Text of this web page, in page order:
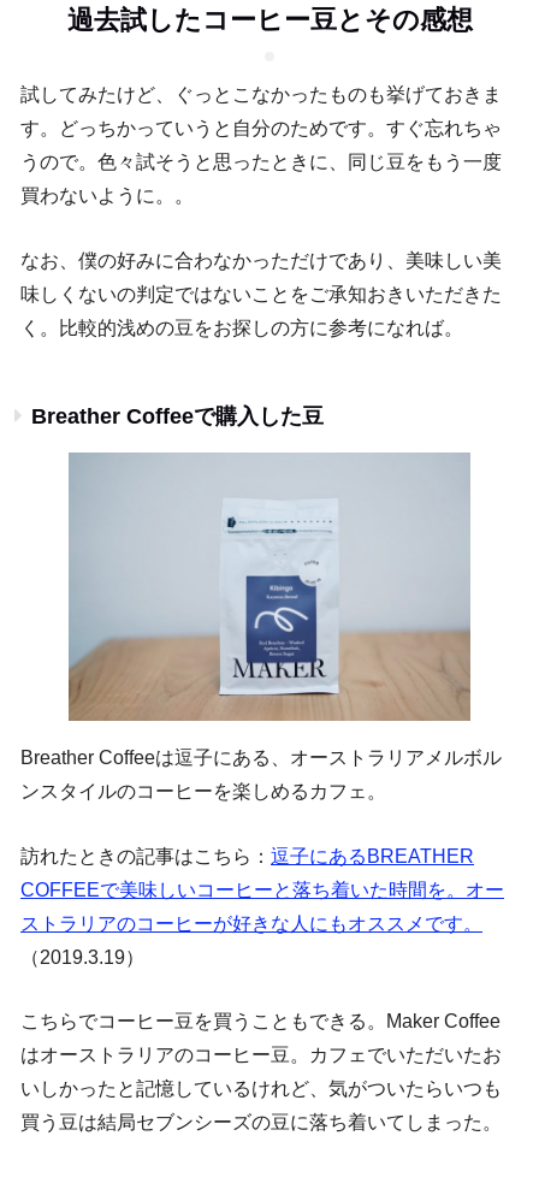
過去試したコーヒー豆とその感想
試してみたけど、ぐっとこなかったものも挙げておきま
す。どっちかっていうと自分のためです。すぐ忘れちゃ
うので。色々試そうと思ったときに、同じ豆をもう一度
買わないように。。
なお、僕の好みに合わなかっただけであり、美味しい美
味しくないの判定ではないことをご承知おきいただきた
く。比較的浅めの豆をお探しの方に参考になれば。
Breather Coffeeで購入した豆
Breather Coffeeは逗子にある、オーストラリアメルボル
ンスタイルのコーヒーを楽しめるカフェ。
訪れたときの記事はこちら： 逗子にあるBREATHER
COFFEEで美味しいコーヒーと落ち着いた時間を。オー
ストラリアのコーヒーが好きな人にもオススメです。
（2019.3.19）
こちらでコーヒー豆を買うこともできる。Maker Coffee
はオーストラリアのコーヒー豆。カフェでいただいたお
いしかったと記憶しているけれど、気がついたらいつも
買う豆は結局セブンシーズの豆に落ち着いてしまった。